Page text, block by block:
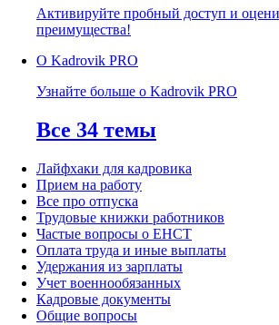
Активируйте пробный доступ и
преимущества!
О Kadrovik PRO
Узнайте больше о Kadrovik PRO
Все 34 темы
Лайфхаки для кадровика
Прием на работу
Все про отпуска
Трудовые книжки работников
Частые вопросы о ЕНСТ
Оплата труда и иные выплаты
Удержания из зарплаты
Учет военнообязанных
Кадровые документы
Общие вопросы